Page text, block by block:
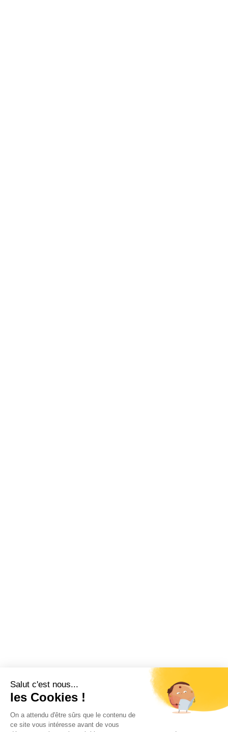
Salut c'est nous...
les Cookies !
On a attendu d'être sûrs que le contenu de
ce site vous intéresse avant de vous